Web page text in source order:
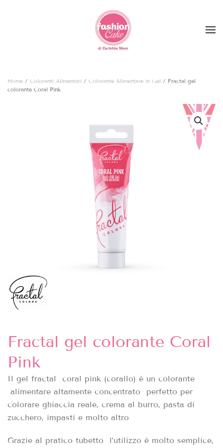
Skip to main content
Home / Coloranti Alimentari / Colorante Alimentare in Gel / Fractal gel
colorante Coral Pink
Fractal gel colorante Coral
Pink
Il gel fractal coral pink (corallo) è un colorante
alimentare altamente concentrato perfetto per
colorare ghiaccia reale, crema al burro, pasta di
zucchero, impasti e molto altro
Grazie al pratico tubetto l’utilizzo è molto semplice,